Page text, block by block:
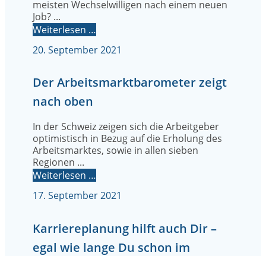
meisten Wechselwilligen nach einem neuen
Job? ...
Weiterlesen …
20. September 2021
Der Arbeitsmarktbarometer zeigt
nach oben
In der Schweiz zeigen sich die Arbeitgeber
optimistisch in Bezug auf die Erholung des
Arbeitsmarktes, sowie in allen sieben
Regionen ...
Weiterlesen …
17. September 2021
Karriereplanung hilft auch Dir –
egal wie lange Du schon im